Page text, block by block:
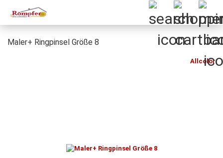
Maler+ Ringpinsel Größe 8
Allcolor